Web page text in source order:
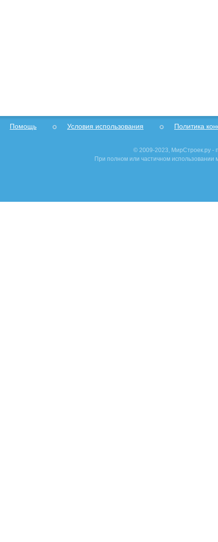
Помощь Условия использования Политика
© 2009-2023, МирСтроек.ру -
При полном или частичном использовании